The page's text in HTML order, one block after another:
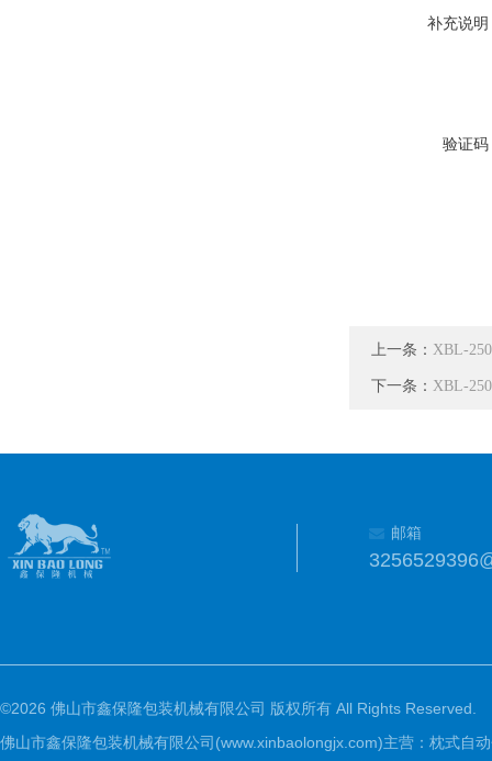
补充说明
验证码
上一条： XBL-
下一条： XBL-
邮箱
©2026 佛山市鑫保隆包装机械有限公司 版权所有 All Rights Reserved.
佛山市鑫保隆包装机械有限公司(www.xinbaolongjx.com)主营：枕式自